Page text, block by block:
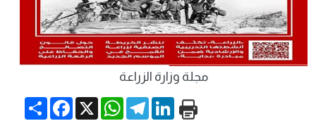
مجلة وزارة الزراعة
Share
Facebook X
WhatsApp
TelegramLinkedIn